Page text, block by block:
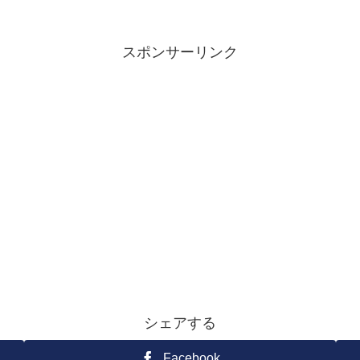
スポンサーリンク
シェアする